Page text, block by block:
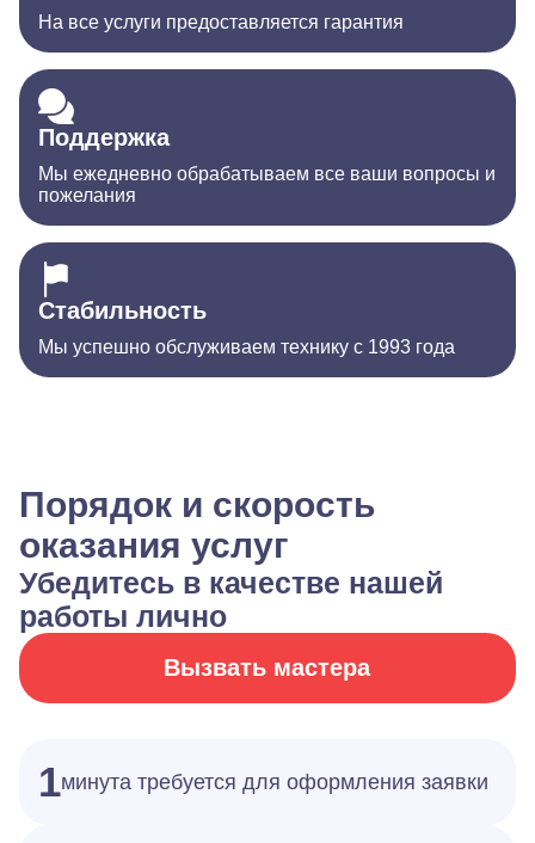
На все услуги предоставляется гарантия
Поддержка
Мы ежедневно обрабатываем все ваши вопросы и
пожелания
Стабильность
Мы успешно обслуживаем технику с 1993 года
Порядок и скорость
оказания услуг
Убедитесь в качестве нашей
работы лично
Вызвать мастера
1минута требуется для оформления заявки